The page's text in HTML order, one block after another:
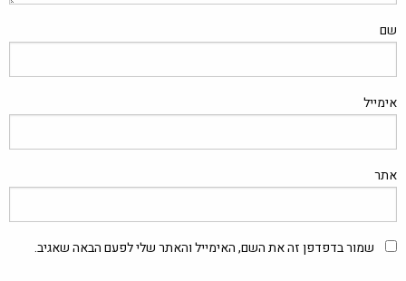
שם
אימייל
אתר
שמור בדפדפן זה את השם, האימייל והאתר שלי לפעם הבאה שאגיב.